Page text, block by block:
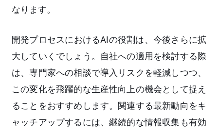
なります。
開発プロセスにおけるAIの役割は、今後さらに拡
大していくでしょう。自社への適用を検討する際
は、専門家への相談で導入リスクを軽減しつつ、
この変化を飛躍的な生産性向上の機会として捉え
ることをおすすめします。関連する最新動向をキ
ャッチアップするには、継続的な情報収集も有効